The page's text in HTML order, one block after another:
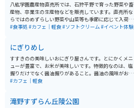
八紘学園農産物直売所では、石狩平野で育った野菜や畜
産物、卒業生の生産物などを販売しています。直売所な
らではのめずらしい野菜や山菜等も季節に応じて入荷す
るそうです。学園産生乳で作ったツキサップ牛乳、ツキ
は、夏季営業期間（４月下旬～１１月上旬）の限定販
売。季節限定でプルーン・ブルーベリー・さくらんぼ・
イチゴなどの果物狩りも行っています。のどかな自然の
中でゆっくりソフトクリームを食べるのがおすすめで
す。
#食事処 #カフェ｜軽食#ソフトクリーム#イベント体験
にぎりめし
すすきのの美味しいおにぎり屋さんです。とにかくメニ
ューが豊富で、お米が美味しいです。特徴的なのは、塩
握りだけでなく醤油握りがあること。醤油の風味がおに
ぎりとマッチしていて、いくらでも食べれてしまいま
す。
#カフェ｜軽食
滝野すずらん丘陵公園